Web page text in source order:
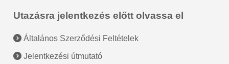
Utazásra jelentkezés előtt olvassa el
Általános Szerződési Feltételek
Jelentkezési útmutató